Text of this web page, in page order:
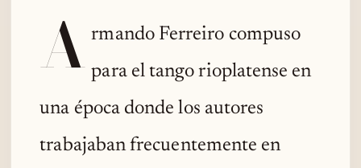
A rmando Ferreiro compuso
para el tango rioplatense en
una época donde los autores
trabajaban frecuentemente en